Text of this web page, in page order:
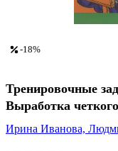
-18%
Тренировочные
Выработка
Ирина Иванова,